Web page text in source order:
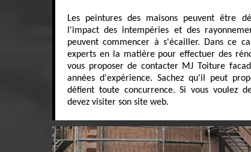
Les peintures des maisons peuvent être
l'impact des intempéries et des
peuvent commencer à s'écailler. Dans ce
experts en la matière pour effectuer des
vous proposer de contacter MJ Toiture
années d'expérience. Sachez qu'il peut
défient toute concurrence. Si vous voulez
devez visiter son site web.